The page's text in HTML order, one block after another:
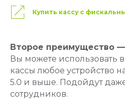
Купить кассу с
Второе преимущество —
Вы можете использовать
кассы любое устройство
5.0 и выше. Подойдут
сотрудников.